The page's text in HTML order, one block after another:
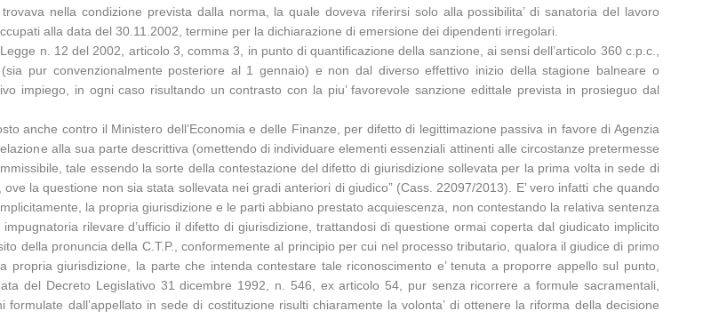
nella condizione prevista dalla norma, la quale doveva riferirsi solo alla possibilita’ di sanatoria del lavoro
alla data del 30.11.2002, termine per la dichiarazione di emersione dei dipendenti irregolari.
n. 12 del 2002, articolo 3, comma 3, in punto di quantificazione della sanzione, ai sensi dell’articolo 360 c.p.c.,
(sia pur convenzionalmente posteriore al 1 gennaio) e non dal diverso effettivo inizio della stagione balneare o
impiego, in ogni caso risultando un contrasto con la piu’ favorevole sanzione edittale prevista in prosieguo dal
anche contro il Ministero dell’Economia e delle Finanze, per difetto di legittimazione passiva in favore di Agenzia
alla sua parte descrittiva (omettendo di individuare elementi essenziali attinenti alle circostanze pretermesse
tale essendo la sorte della contestazione del difetto di giurisdizione sollevata per la prima volta in sede di
la questione non sia stata sollevata nei gradi anteriori di giudico” (Cass. 22097/2013). E’ vero infatti che quando
la propria giurisdizione e le parti abbiano prestato acquiescenza, non contestando la relativa sentenza
rilevare d’ufficio il difetto di giurisdizione, trattandosi di questione ormai coperta dal giudicato implicito
della pronuncia della C.T.P., conformemente al principio per cui nel processo tributario, qualora il giudice di primo
giurisdizione, la parte che intenda contestare tale riconoscimento e’ tenuta a proporre appello sul punto,
del Decreto Legislativo 31 dicembre 1992, n. 546, ex articolo 54, pur senza ricorrere a formule sacramentali,
dall’appellato in sede di costituzione risulti chiaramente la volonta’ di ottenere la riforma della decisione